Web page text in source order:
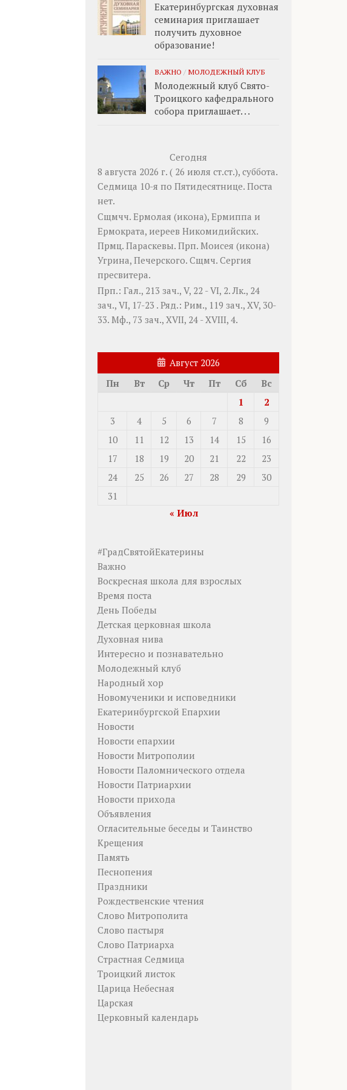
Екатеринбургская духовная
семинария приглашает
получить духовное
образование!
ВАЖНО / МОЛОДЕЖНЫЙ КЛУБ
Молодежный клуб Свято-
Троицкого кафедрального
собора приглашает. . .
Сегодня
8 августа 2026 г. ( 26 июля ст.ст.), суббота.
Седмица 10-я по Пятидесятнице. Поста
нет.
Сщмчч. Ермолая (икона), Ермиппа и
Ермократа, иереев Никомидийских.
Прмц. Параскевы. Прп. Моисея (икона)
Угрина, Печерского. Сщмч. Сергия
пресвитера.
Прп.: Гал., 213 зач., V, 22 - VI, 2. Лк., 24
зач., VI, 17-23 . Ряд.: Рим., 119 зач., XV, 30-
33. Мф., 73 зач., XVII, 24 - XVIII, 4.
Август 2026
Пн
Вт Ср Чт Пт Сб
Вс
1
2
3
4 5 6 7 8
9
10
11 12 13 14 15
16
17
18 19 20 21 22
23
24
25 26 27 28 29
30
31
« Июл
#ГрадСвятойЕкатерины
Важно
Воскресная школа для взрослых
Время поста
День Победы
Детская церковная школа
Духовная нива
Интересно и познавательно
Молодежный клуб
Народный хор
Новомученики и исповедники
Екатеринбургской Епархии
Новости
Новости епархии
Новости Митрополии
Новости Паломнического отдела
Новости Патриархии
Новости прихода
Объявления
Огласительные беседы и Таинство
Крещения
Память
Песнопения
Праздники
Рождественские чтения
Слово Митрополита
Слово пастыря
Слово Патриарха
Страстная Седмица
Троицкий листок
Царица Небесная
Царская
Церковный календарь